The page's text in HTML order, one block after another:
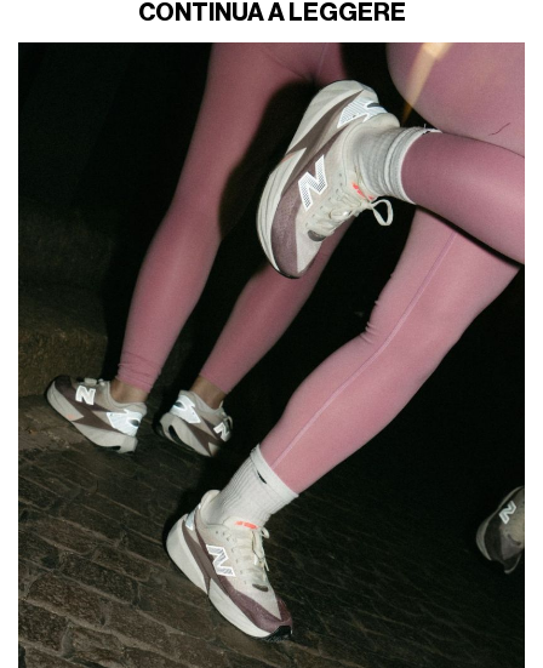
CONTINUA A LEGGERE